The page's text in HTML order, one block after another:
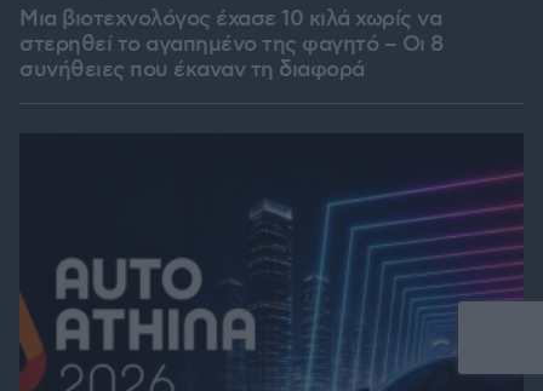
Μια βιοτεχνολόγος έχασε 10 κιλά χωρίς να
στερηθεί το αγαπημένο της φαγητό – Οι 8
συνήθειες που έκαναν τη διαφορά